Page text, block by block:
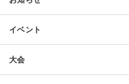
イベント
大会